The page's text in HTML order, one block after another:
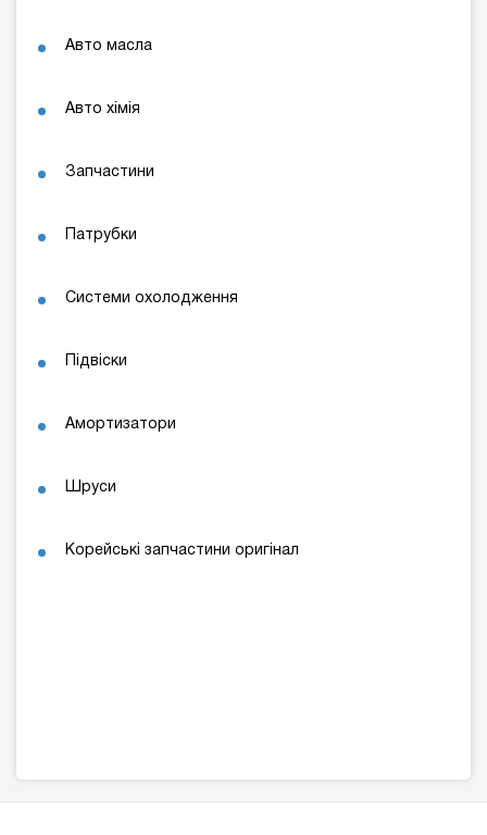
Авто масла
Авто хімія
Запчастини
Патрубки
Системи охолодження
Підвіски
Амортизатори
Шруси
Корейські запчастини оригінал